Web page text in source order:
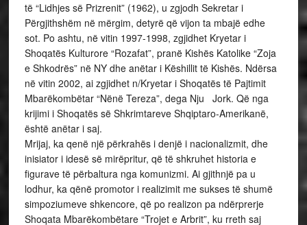
të “Lidhjes së Prizrenit” (1962), u zgjodh Sekretar i
Përgjithshëm në mërgim, detyrë që vijon ta mbajë edhe
sot. Po ashtu, në vitin 1997-1998, zgjidhet Kryetar i
Shoqatës Kulturore “Rozafat”, pranë Kishës Katolike “Zoja
e Shkodrës” në NY dhe anëtar i Këshillit të Kishës. Ndërsa
në vitin 2002, ai zgjidhet n/Kryetar i Shoqatës të Pajtimit
Mbarëkombëtar “Nënë Tereza”, dega Nju Jork. Që nga
krijimi i Shoqatës së Shkrimtareve Shqiptaro-Amerikanë,
është anëtar i saj.
Mrijaj, ka qenë një përkrahës i denjë i nacionalizmit, dhe
inisiator i idesë së mirëpritur, që të shkruhet historia e
figurave të përbaltura nga komunizmi. Ai gjithnjë pa u
lodhur, ka qënë promotor i realizimit me sukses të shumë
simpoziumeve shkencore, që po realizon pa ndërprerje
Shoqata Mbarëkombëtare “Trojet e Arbrit”, ku rreth saj